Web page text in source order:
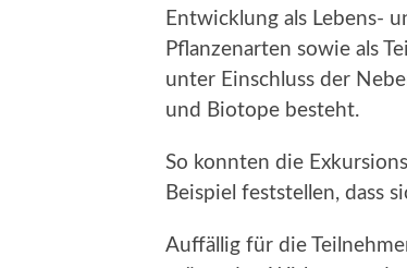
Entwicklung als Lebens-
Pflanzenarten sowie als
unter Einschluss der
und Biotope besteht.
So konnten die
Beispiel feststellen, dass
Auffällig für die